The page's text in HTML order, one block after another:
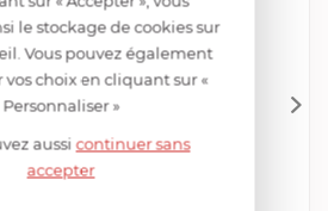
CRISTEL
Economique
le stockage de cookies sur
Vous pouvez également
choix en cliquant sur «
Personnaliser »
aussicontinuer sans
accepter